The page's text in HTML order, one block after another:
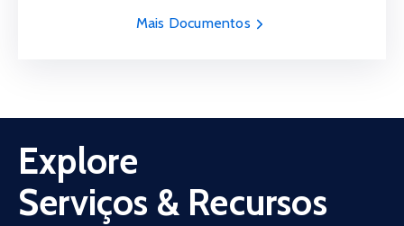
Mais Documentos
Explore
Serviços & Recursos